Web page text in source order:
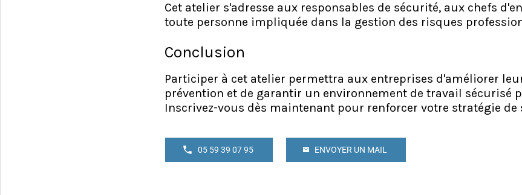
Cet atelier s'adresse aux responsables de sécurité, aux chefs
toute personne impliquée dans la gestion des risques
Conclusion
Participer à cet atelier permettra aux entreprises d'améliorer
prévention et de garantir un environnement de travail sécurisé
Inscrivez-vous dès maintenant pour renforcer votre stratégie
05 59 39 07 95 ENVOYER UN MAIL